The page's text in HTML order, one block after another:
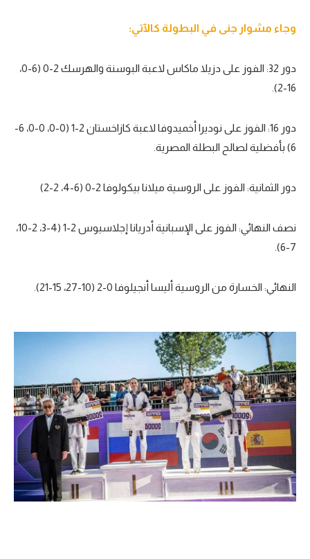
ركن الألعاب
أقسام خاصة
Gamers
تحقيق في الجول
حكايات في الجول
كويز في الجول
فيديو في الجول
وجاء مشوار جنى في البطولة كالآتي:
دور 32: الفوز على دزيلا ماكاس لاعبة البوسنة والهرسك 2-0 (6-0،
16-2).
دور 16: الفوز على نوديرا أخميدوفا لاعبة كازاخستان 2-1 (0-0، 0-0، 6-
6) بأفضلية لصالح البطلة المصرية.
دور الثمانية: الفوز على الروسية ميلانا بيكولوفا 2-0 (6-4، 2-2)
نصف النهائي: الفوز على الإسبانية أدريانا إجلاسيوس 2-1 (4-3، 2-10،
7-6).
النهائي: الخسارة من الروسية أليسا أنجيلوفا 0-2 (10-27، 15-21).